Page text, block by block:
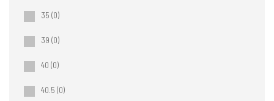
35 (0)
39 (0)
40 (0)
40.5 (0)